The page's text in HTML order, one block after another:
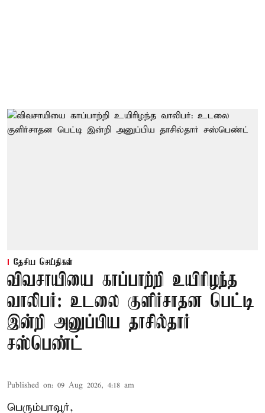
தேசிய செய்திகள்
விவசாயியை காப்பாற்றி உயிரிழந்த
வாலிபர்: உடலை குளிர்சாதன பெட்டி
இன்றி அனுப்பிய தாசில்தார்
சஸ்பெண்ட்
Published on: 09 Aug 2026, 4:18 am
பெரும்பாவூர்,